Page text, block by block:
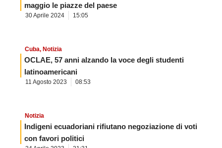
maggio le piazze del paese
30 Aprile 2024 15:05
Cuba, Notizia
OCLAE, 57 anni alzando la voce degli studenti
latinoamericani
11 Agosto 2023 08:53
Notizia
Indigeni ecuadoriani rifiutano negoziazione di voti
con favori politici